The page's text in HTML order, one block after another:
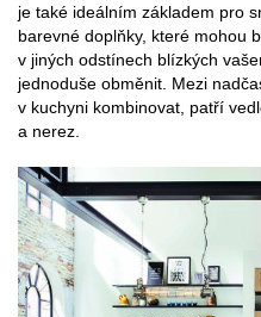
je také ideálním základem pro
barevné doplňky, které mohou
v jiných odstínech blízkých
jednoduše obměnit. Mezi
v kuchyni kombinovat, patří
a nerez.